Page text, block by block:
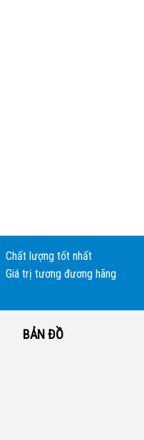
Chất lượng tốt nhất
Giá trị tương đương hãng
BẢN ĐỒ